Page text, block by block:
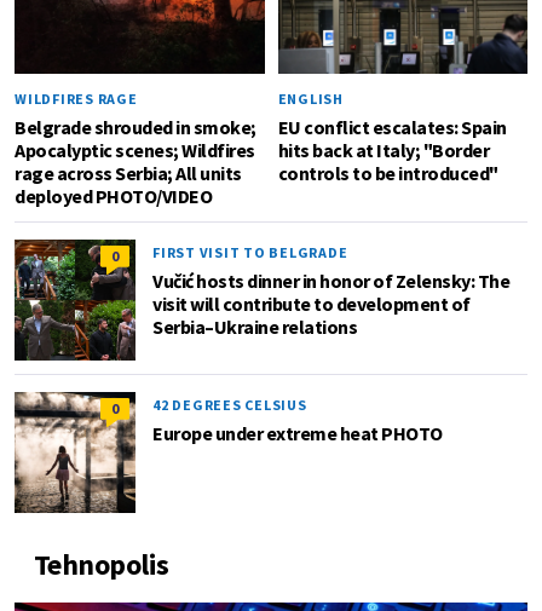
WILDFIRES RAGE
Belgrade shrouded in smoke;
Apocalyptic scenes; Wildfires
rage across Serbia; All units
deployed PHOTO/VIDEO
ENGLISH
EU conflict escalates: Spain
hits back at Italy; "Border
controls to be introduced"
0 FIRST VISIT TO BELGRADE
Vučić hosts dinner in honor of Zelensky: The
visit will contribute to development of
Serbia–Ukraine relations
0 42 DEGREES CELSIUS
Europe under extreme heat PHOTO
Tehnopolis